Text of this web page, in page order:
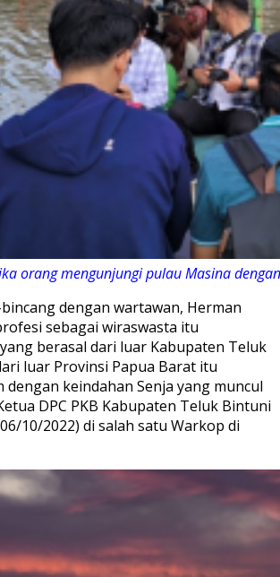
orang mengunjungi pulau Masina
dengan wartawan, Herman
sebagai wiraswasta itu
berasal dari luar Kabupaten Teluk
luar Provinsi Papua Barat itu
keindahan Senja yang muncul
DPC PKB Kabupaten Teluk Bintuni
10/2022) di salah satu Warkop di